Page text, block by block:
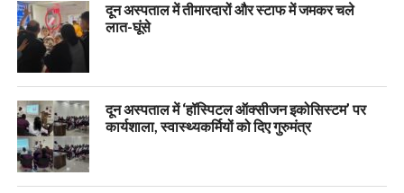
दून अस्पताल में तीमारदारों और स्टाफ में जमकर चले
लात-घूंसे
दून अस्पताल में ‘हॉस्पिटल ऑक्सीजन इकोसिस्टम’ पर
कार्यशाला, स्वास्थ्यकर्मियों को दिए गुरुमंत्र